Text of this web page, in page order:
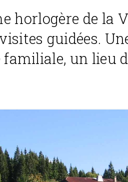
horlogère de la
guidées.
un lieu